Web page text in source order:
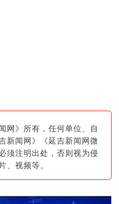
》所有，任何单位、自
新闻网》《延吉新闻网微
须注明出处，否则视为侵
、视频等。